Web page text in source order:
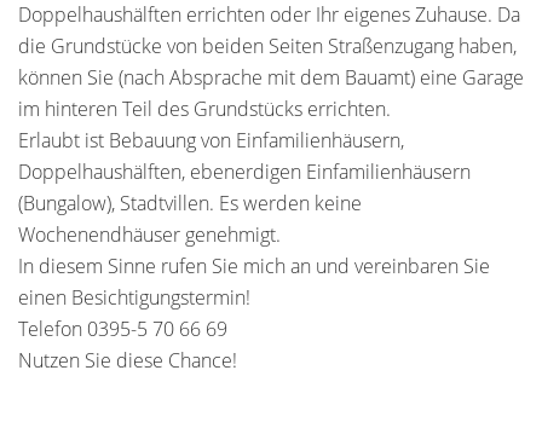
Doppelhaushälften errichten oder Ihr eigenes Zuhause. Da
die Grundstücke von beiden Seiten Straßenzugang haben,
können Sie (nach Absprache mit dem Bauamt) eine Garage
im hinteren Teil des Grundstücks errichten.
Erlaubt ist Bebauung von Einfamilienhäusern,
Doppelhaushälften, ebenerdigen Einfamilienhäusern
(Bungalow), Stadtvillen. Es werden keine
Wochenendhäuser genehmigt.
In diesem Sinne rufen Sie mich an und vereinbaren Sie
einen Besichtigungstermin!
Telefon 0395-5 70 66 69
Nutzen Sie diese Chance!